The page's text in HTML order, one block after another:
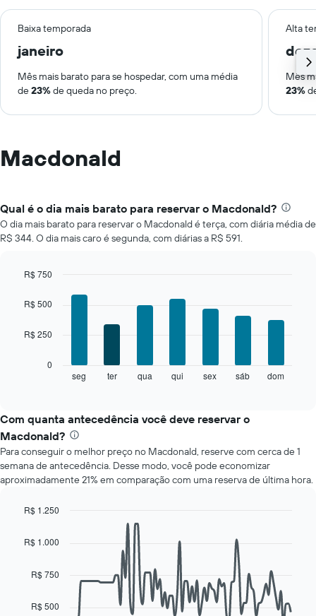
Baixa temporada Alta
janeiro
Mês mais barato para se hospedar, com uma média
de23%de queda no preço.
Mês
23%
Macdonald
Qual é o dia mais barato para reservar o Macdonald?
O dia mais barato para reservar o Macdonald é terça, com diária média de
R$ 344. O dia mais caro é segunda, com diárias a R$ 591.
chart
with
bars.
exibe
preço
médio
de
um
para
dia
da
tem
graphic.
seg ter qua qui sex sáb dom
0
R$ 250
R$ 500
R$ 750
Com quanta antecedência você deve reservar o
Macdonald?
Para conseguir o melhor preço no Macdonald, reserve com cerca de 1
semana de antecedência. Desse modo, você pode economizar
aproximadamente 21% em comparação com uma reserva de última hora.
with
data
points.
R$ 500
R$ 750
R$ 1.000
R$ 1.250